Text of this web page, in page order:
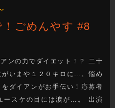
ごめんやす #8
ンの力でダイエット！？ 二十
いまや１２０キロに…。悩め
ダイアンがお手伝い！応募者
ースケの目には涙が…。 出演